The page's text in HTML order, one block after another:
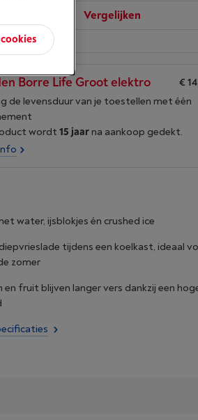
Vergelijken
Borre Life Groot elektro €
de levensduur van je toestellen met één
wordt 15 jaarna aankoop gedekt.
water, ijsblokjes én crushed ice
tijdens een koelkast, ideaal
zomer
en fruit blijven langer vers dankzij een